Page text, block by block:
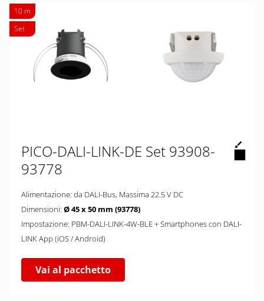
10 m
Set
PICO-DALI-LINK-DE Set 93908-
93778
Alimentazione: da DALI-Bus, Massima 22.5 V DC
Dimensioni: Ø 45 x 50 mm (93778)
Impostazione: PBM-DALI-LINK-4W-BLE + Smartphones con DALI-
LINK App (iOS / Android)
Vai al pacchetto